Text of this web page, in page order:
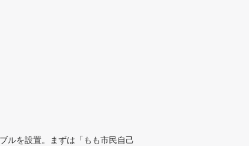
ルを設置。まずは「もも市民自己